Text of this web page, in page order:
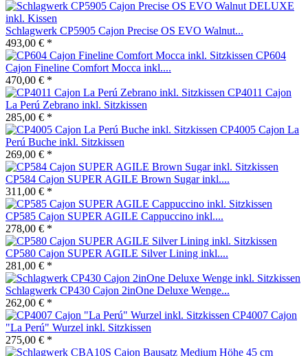
Schlagwerk CP5905 Cajon Precise OS EVO Walnut...
493,00 € *
CP604
Cajon Fineline Comfort Mocca inkl....
470,00 € *
CP4011 Cajon
La Perú Zebrano inkl. Sitzkissen
285,00 € *
CP4005 Cajon La
Perú Buche inkl. Sitzkissen
269,00 € *
CP584 Cajon SUPER AGILE Brown Sugar inkl....
311,00 € *
CP585 Cajon SUPER AGILE Cappuccino inkl....
278,00 € *
CP580 Cajon SUPER AGILE Silver Lining inkl....
281,00 € *
Schlagwerk CP430 Cajon 2inOne Deluxe Wenge...
262,00 € *
CP4007 Cajon
"La Perú" Wurzel inkl. Sitzkissen
275,00 € *